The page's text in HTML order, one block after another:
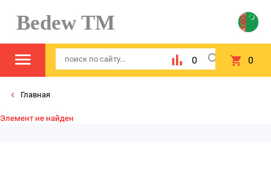
Bedew TM
0 0
Главная
Элемент не найден